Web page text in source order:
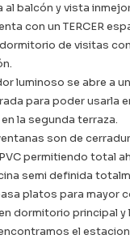
al balcón y vista
con un TERCER
de visitas
luminoso se abre a
para poder usarla
la segunda terraza.
son de
permitiendo total
semi definida
platos para mayor
dormitorio principal y
el